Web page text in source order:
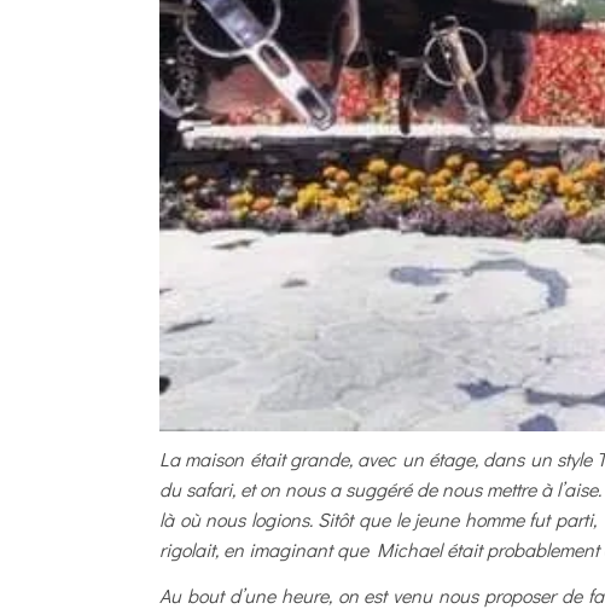
La maison était grande, avec un étage, dans un style
du safari, et on nous a suggéré de nous mettre à
là où nous logions. Sitôt que le jeune homme fut
rigolait, en imaginant que Michael était
Au bout d’une heure, on est venu nous proposer de